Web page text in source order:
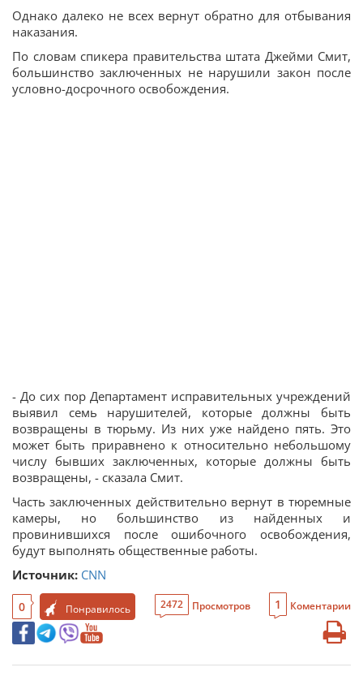
Однако далеко не всех вернут обратно для отбывания
наказания.
По словам спикера правительства штата Джейми Смит,
большинство заключенных не нарушили закон после
условно-досрочного освобождения.
- До сих пор Департамент исправительных учреждений
выявил семь нарушителей, которые должны быть
возвращены в тюрьму. Из них уже найдено пять. Это
может быть приравнено к относительно небольшому
числу бывших заключенных, которые должны быть
возвращены, - сказала Смит.
Часть заключенных действительно вернут в тюремные
камеры, но большинство из найденных и
провинившихся после ошибочного освобождения,
будут выполнять общественные работы.
Источник: CNN
0 Понравилось 2472 Просмотров 1 Коментарии